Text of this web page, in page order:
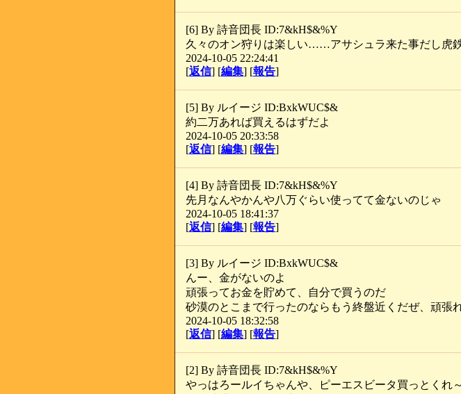
[6] By 詩音団長 ID:7&kH$&%Y
久々のオン狩りは楽しい……アサシュラ来た事だし虎
2024-10-05 22:24:41
[返信] [編集] [報告]
[5] By ルイージ ID:BxkWUC$&
約二万あれば買えるはずだよ
2024-10-05 20:33:58
[返信] [編集] [報告]
[4] By 詩音団長 ID:7&kH$&%Y
先月なんやかんや八万ぐらい使ってて金ないのじゃ
2024-10-05 18:41:37
[返信] [編集] [報告]
[3] By ルイージ ID:BxkWUC$&
んー、金がないのよ
頑張ってお金を貯めて、自分で買うのだ
砂漠のとこまで行ったのならもう終盤近くだぜ、頑張
2024-10-05 18:32:58
[返信] [編集] [報告]
[2] By 詩音団長 ID:7&kH$&%Y
やっはろールイちゃんや、ピーエスビータ買っとく